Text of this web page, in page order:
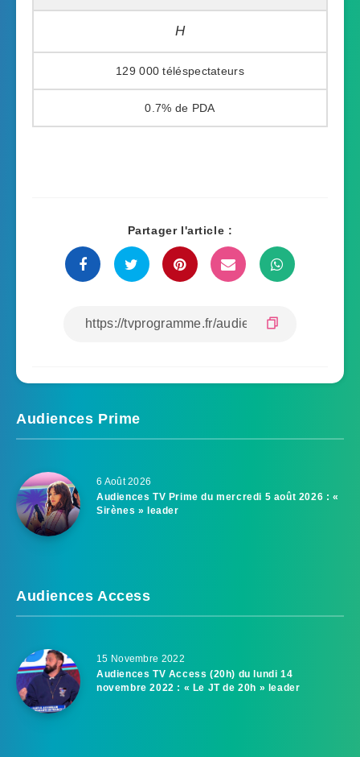
H
129 000
0.7%
Partager l'article :
Audiences Prime
6 Août 2026
Audiences TV Prime du mercredi 5 août 2026 : «
Sirènes » leader
Audiences Access
15 Novembre 2022
Audiences TV Access (20h) du lundi 14
novembre 2022 : « Le JT de 20h » leader